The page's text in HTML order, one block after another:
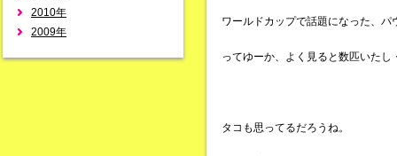
2010年
2009年
ワールドカップで話題になった、
ってゆーか、よく見ると数匹いたし
タコも思ってるだろうね。